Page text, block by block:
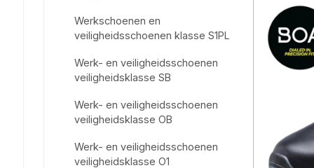
Werkschoenen en
veiligheidsschoenen klasse S1PL
Werk- en veiligheidsschoenen
veiligheidsklasse SB
Werk- en veiligheidsschoenen
veiligheidsklasse OB
Werk- en veiligheidsschoenen
veiligheidsklasse O1